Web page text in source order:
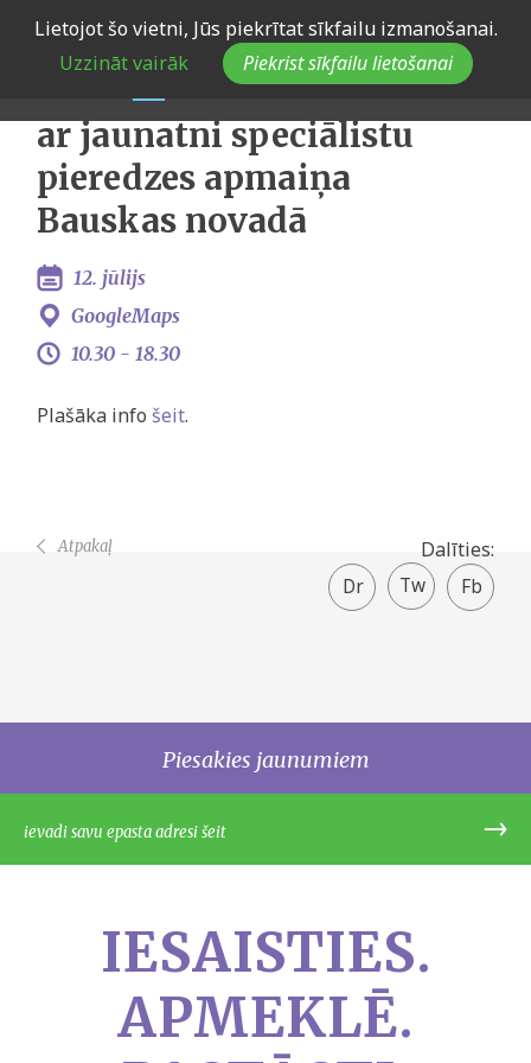
Lietojot šo vietni, Jūs piekrītat sīkfailu izmanošanai.
Uzzināt vairāk
Piekrist sīkfailu lietošanai
Latvijas Jauniešu
galvaspilsēta 2023: Darba
ar jaunatni speciālistu
pieredzes apmaiņa
Bauskas novadā
GoogleMaps
12. jūlijs
10.30 - 18.30
Plašāka info šeit.
Dalīties:
Facebook
share
Twitter
Atpakaļ
Piesakies jaunumiem
IESAISTIES.
APMEKLĒ.